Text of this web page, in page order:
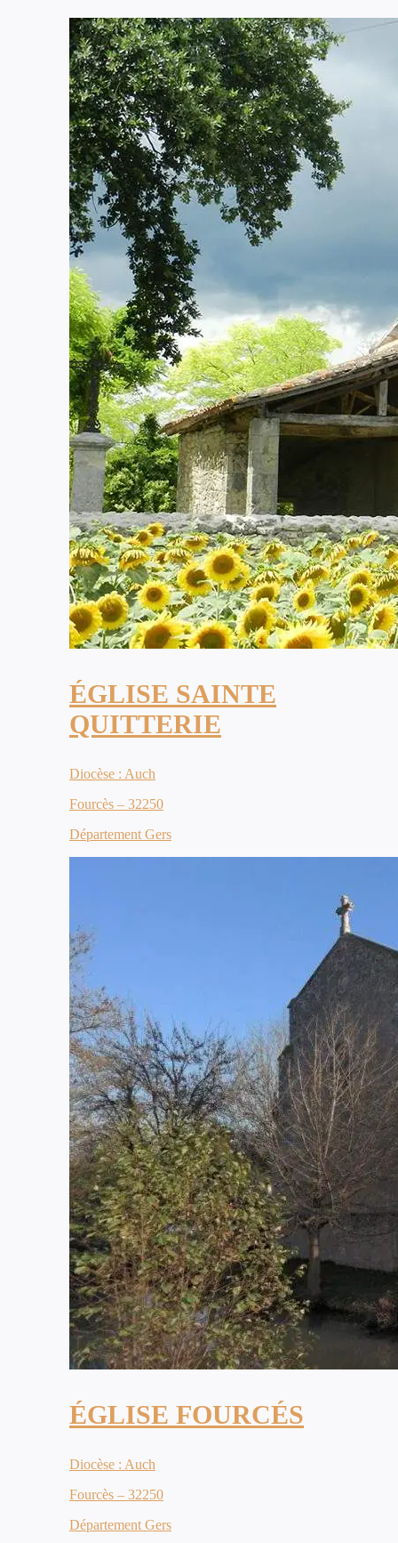
ÉGLISE SAINTE
QUITTERIE
Diocèse : Auch
Fourcès – 32250
Département Gers
ÉGLISE FOURCÉS
Diocèse : Auch
Fourcès – 32250
Département Gers